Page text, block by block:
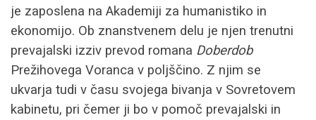
je zaposlena na Akademiji za humanistiko in
ekonomijo. Ob znanstvenem delu je njen trenutni
prevajalski izziv prevod romana Doberdob
Prežihovega Voranca v poljščino. Z njim se
ukvarja tudi v času svojega bivanja v Sovretovem
kabinetu, pri čemer ji bo v pomoč prevajalski in